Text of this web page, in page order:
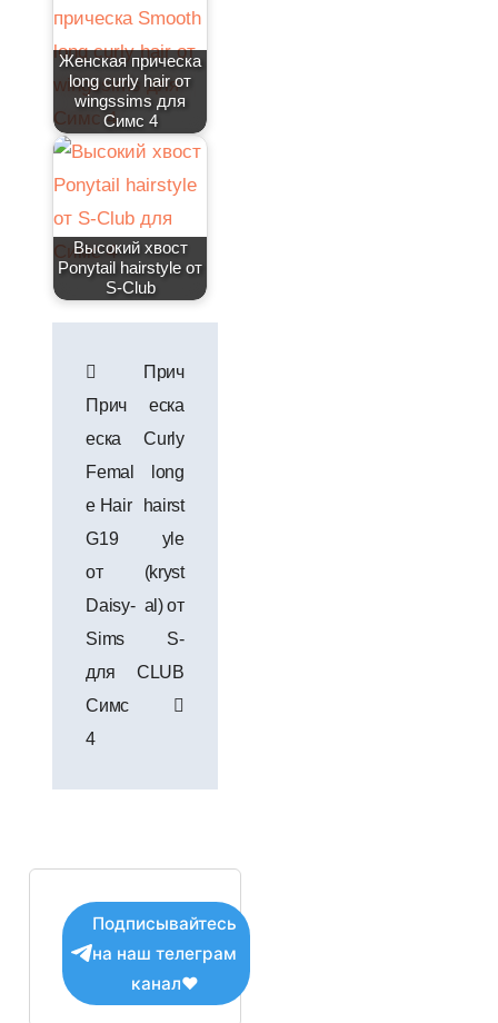
Женская прическа
long curly hair от
wingssims для
Симс 4
Высокий хвост
Ponytail hairstyle от
S-Club
по
записям
Прич
еска
Femal
e Hair
G19
от
Daisy-
Sims
для
Симс
4
Прич
еска
Curly
long
hairst
yle
(kryst
al) от
S-
CLUB
Подписывайтесь
на наш телеграм
канал❤